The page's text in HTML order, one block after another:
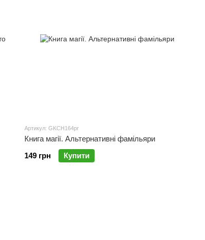
Артикул: GKCH164pr
Книга магії. Альтернативні фамільяри
149 грн
Купити